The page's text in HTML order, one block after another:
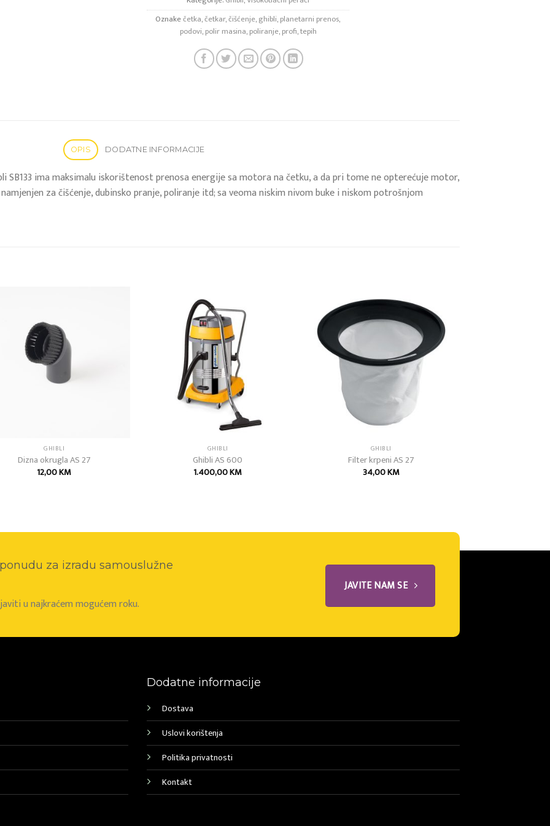
Oznakečetka,četkar,čišćenje,ghibli,planetarni prenos,
podovi,polir masina,poliranje,profi,tepih
OPIS DODATNE INFORMACIJE
SB133 ima maksimalu iskorištenost prenosa energije sa motora na četku, a da pri tome ne opterećuje motor,
za čišćenje, dubinsko pranje, poliranje itd; sa veoma niskim nivom buke i niskom potrošnjom
GHIBLI
Dizna okrugla AS 27
12,00KM
GHIBLI
Ghibli AS 600
1.400,00KM
Add to
wishlist
GHIBLI
Filter krpeni AS 27
34,00KM
za izradu samouslužne
u najkraćem mogućem roku.
JAVITE NAM SE
Dodatne informacije
Dostava
Uslovi korištenja
Politika privatnosti
Kontakt